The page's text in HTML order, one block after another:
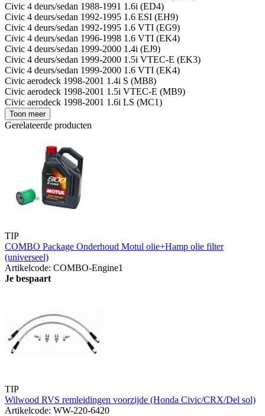
Civic 4 deurs/sedan 1988-1991 1.6i (ED4)
Civic 4 deurs/sedan 1992-1995 1.6 ESI (EH9)
Civic 4 deurs/sedan 1992-1995 1.6 VTI (EG9)
Civic 4 deurs/sedan 1996-1998 1.6 VTI (EK4)
Civic 4 deurs/sedan 1999-2000 1.4i (EJ9)
Civic 4 deurs/sedan 1999-2000 1.5i VTEC-E (EK3)
Civic 4 deurs/sedan 1999-2000 1.6 VTI (EK4)
Civic aerodeck 1998-2001 1.4i S (MB8)
Civic aerodeck 1998-2001 1.5i VTEC-E (MB9)
Civic aerodeck 1998-2001 1.6i LS (MC1)
Toon meer
Gerelateerde producten
TIP
COMBO Package Onderhoud Motul olie+Hamp olie filter
(universeel)
Artikelcode: COMBO-Engine1
Je bespaart
TIP
Wilwood RVS remleidingen voorzijde (Honda Civic/CRX/Del sol)
Artikelcode: WW-220-6420